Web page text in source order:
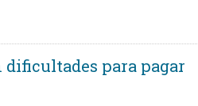
para pagar